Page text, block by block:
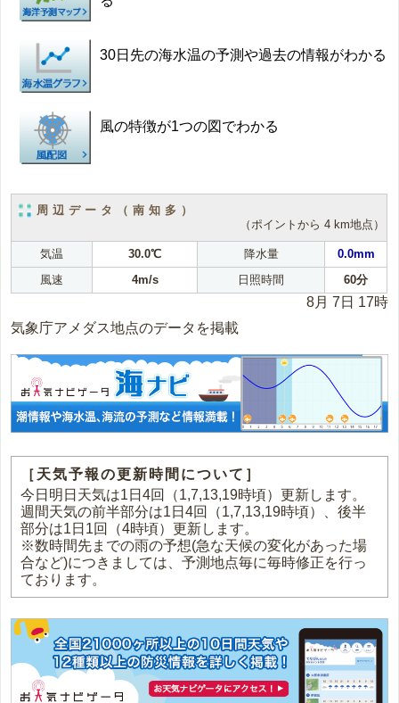
30日先の海水温の予測や過去の情報がわかる
風の特徴が1つの図でわかる
周辺データ（南知多）
（ポイントから 4 km地点）
気温 30.0℃ 降水量
0.0mm
風速
4m/s 日照時間 60分
8月 7日 17時
気象庁アメダス地点のデータを掲載
［天気予報の更新時間について］
今日明日天気は1日4回（1,7,13,19時頃）更新します。
週間天気の前半部分は1日4回（1,7,13,19時頃）、後半
部分は1日1回（4時頃）更新します。
※数時間先までの雨の予想(急な天候の変化があった場
合など)につきましては、予測地点毎に毎時修正を行っ
ております。